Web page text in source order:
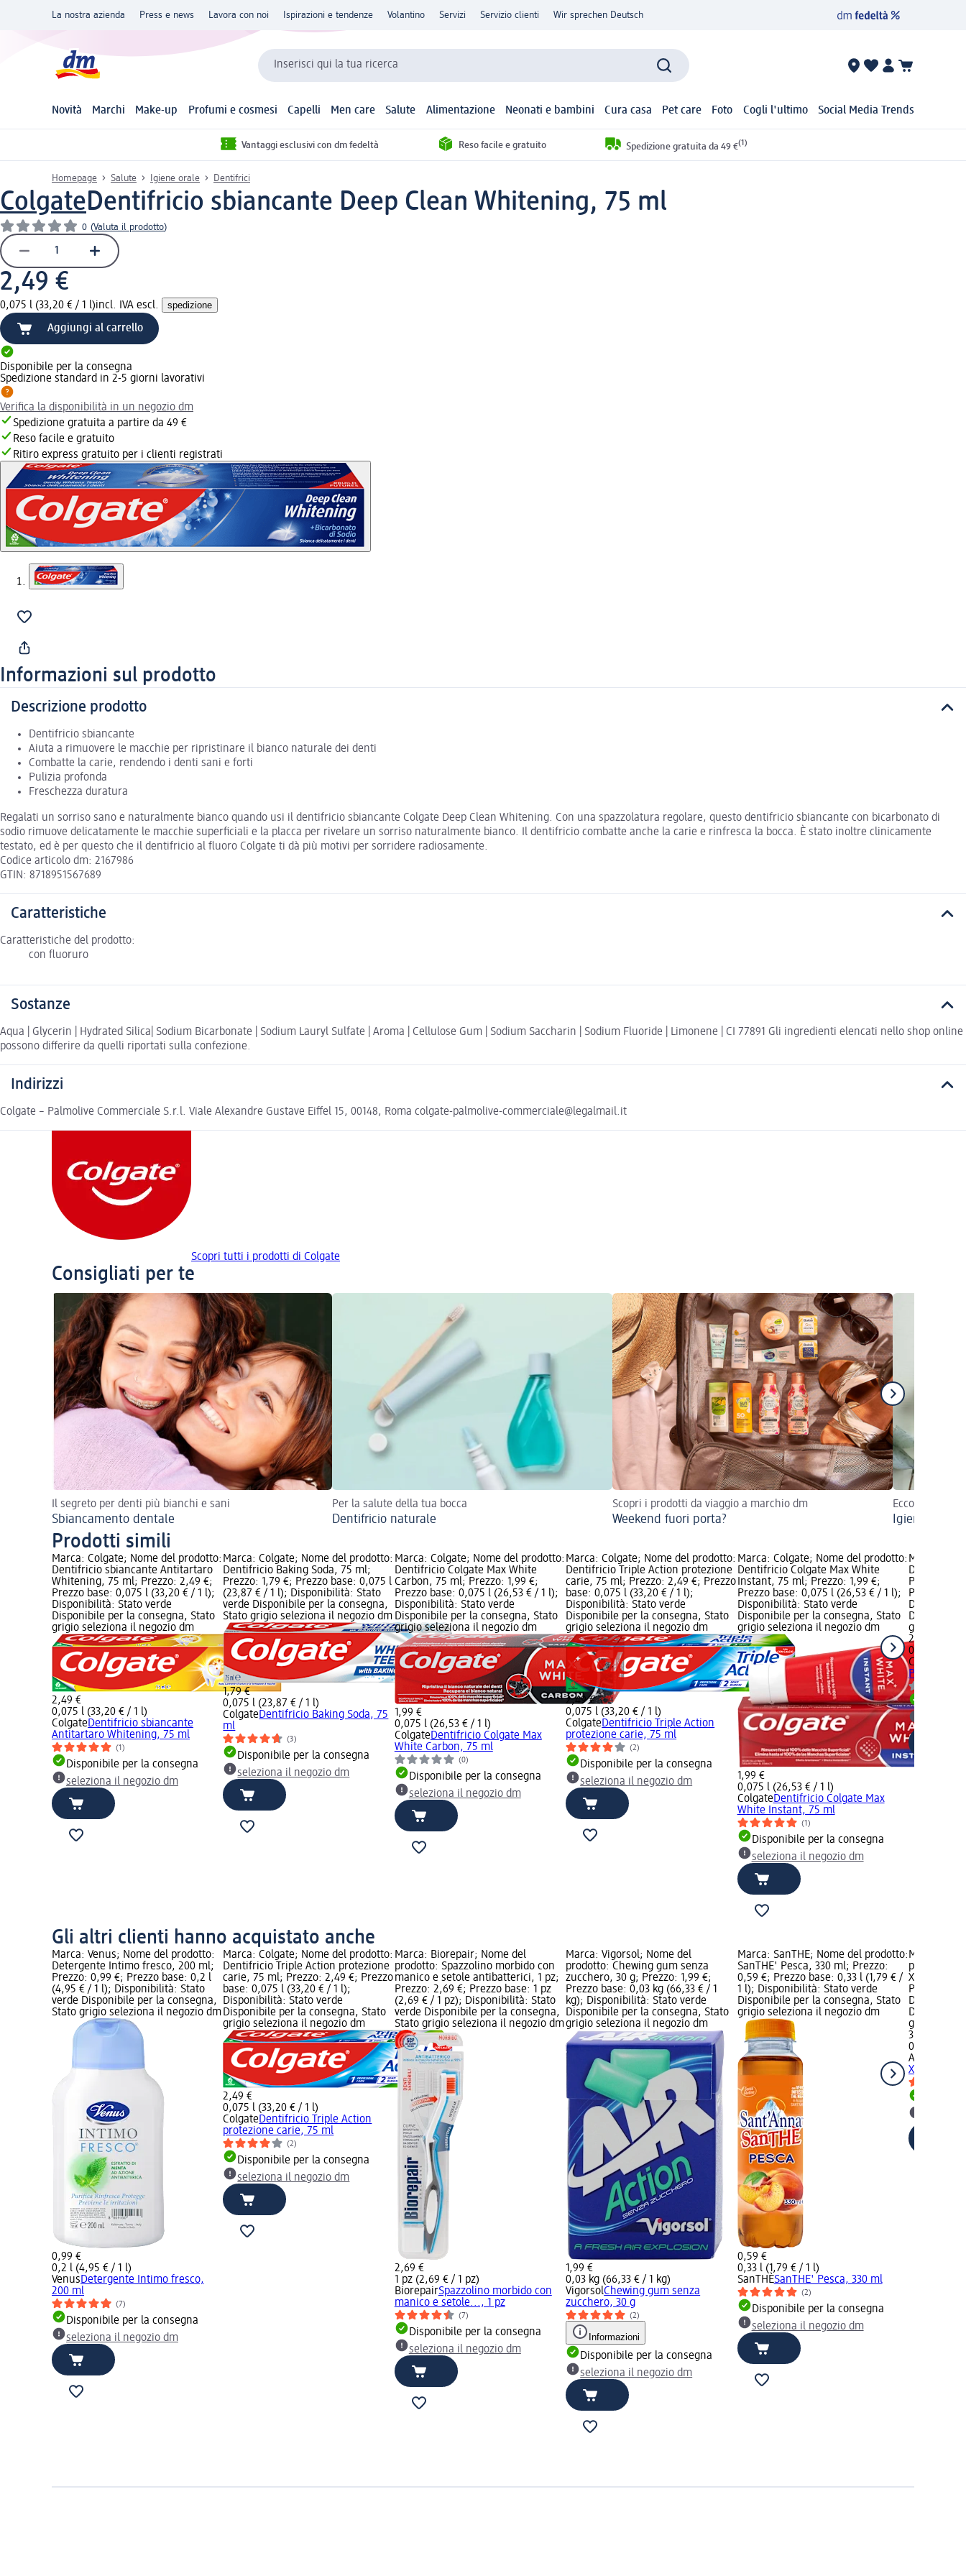
La nostra azienda Press e news Lavora con noi Ispirazioni e tendenze Volantino Servizi Servizio clienti Wir sprechen Deutsch
Inserisci qui la tua ricerca
Novità Marchi Make-up Profumi e cosmesi Capelli Men care Salute Alimentazione Neonati e bambini Cura casa Pet care Foto Cogli l'ultimo Social Media Trends
Vantaggi esclusivi con dm fedeltà Reso facile e gratuito Spedizione gratuita da 49 €(1)
Homepage Salute Igiene orale Dentifrici
ColgateDentifricio sbiancante Deep Clean Whitening, 75 ml
0 (Valuta il prodotto)
2,49 €
0,075 l (33,20 € / 1 l)incl. IVA escl. spedizione
Aggiungi al carrello
Disponibile per la consegna
Spedizione standard in 2-5 giorni lavorativi
Verifica la disponibilità in un negozio dm
Spedizione gratuita a partire da 49 €
Reso facile e gratuito
Ritiro express gratuito per i clienti registrati
Informazioni sul prodotto
Descrizione prodotto
Dentifricio sbiancante
Aiuta a rimuovere le macchie per ripristinare il bianco naturale dei denti
Combatte la carie, rendendo i denti sani e forti
Pulizia profonda
Freschezza duratura
Regalati un sorriso sano e naturalmente bianco quando usi il dentifricio sbiancante Colgate Deep Clean Whitening. Con una spazzolatura regolare, questo dentifricio sbiancante con bicarbonato di
sodio rimuove delicatamente le macchie superficiali e la placca per rivelare un sorriso naturalmente bianco. Il dentifricio combatte anche la carie e rinfresca la bocca. È stato inoltre clinicamente
testato, ed è per questo che il dentifricio al fluoro Colgate ti dà più motivi per sorridere radiosamente.
Codice articolo dm: 2167986
GTIN: 8718951567689
Caratteristiche
Caratteristiche del prodotto:
con fluoruro
Sostanze
Aqua | Glycerin | Hydrated Silica| Sodium Bicarbonate | Sodium Lauryl Sulfate | Aroma | Cellulose Gum | Sodium Saccharin | Sodium Fluoride | Limonene | CI 77891 Gli ingredienti elencati nello shop online
possono differire da quelli riportati sulla confezione.
Indirizzi
Colgate – Palmolive Commerciale S.r.l. Viale Alexandre Gustave Eiffel 15, 00148, Roma colgate-palmolive-commerciale@legalmail.it
Scopri tutti i prodotti di Colgate
Consigliati per te
Il segreto per denti più bianchi e sani
Sbiancamento dentale
Per la salute della tua bocca
Dentifricio naturale
Scopri i prodotti da viaggio a marchio dm
Weekend fuori porta?
Ecco qui i
Igiene orale
Prodotti simili
Marca: Colgate; Nome del prodotto:
Dentifricio sbiancante Antitartaro
Whitening, 75 ml; Prezzo: 2,49 €;
Prezzo base: 0,075 l (33,20 € / 1 l);
Disponibilità: Stato verde
Disponibile per la consegna, Stato
grigio seleziona il negozio dm
2,49 €
0,075 l (33,20 € / 1 l)
ColgateDentifricio sbiancante
Antitartaro Whitening, 75 ml
(1)
Disponibile per la consegna
seleziona il negozio dm
Marca: Colgate; Nome del prodotto:
Dentifricio Baking Soda, 75 ml;
Prezzo: 1,79 €; Prezzo base: 0,075 l
(23,87 € / 1 l); Disponibilità: Stato
verde Disponibile per la consegna,
Stato grigio seleziona il negozio dm
1,79 €
0,075 l (23,87 € / 1 l)
ColgateDentifricio Baking Soda, 75
ml
(3)
Disponibile per la consegna
seleziona il negozio dm
Marca: Colgate; Nome del prodotto:
Dentifricio Colgate Max White
Carbon, 75 ml; Prezzo: 1,99 €;
Prezzo base: 0,075 l (26,53 € / 1 l);
Disponibilità: Stato verde
Disponibile per la consegna, Stato
grigio seleziona il negozio dm
1,99 €
0,075 l (26,53 € / 1 l)
ColgateDentifricio Colgate Max
White Carbon, 75 ml
(0)
Disponibile per la consegna
seleziona il negozio dm
Marca: Colgate; Nome del prodotto:
Dentifricio Triple Action protezione
carie, 75 ml; Prezzo: 2,49 €; Prezzo
base: 0,075 l (33,20 € / 1 l);
Disponibilità: Stato verde
Disponibile per la consegna, Stato
grigio seleziona il negozio dm
2,49 €
0,075 l (33,20 € / 1 l)
ColgateDentifricio Triple Action
protezione carie, 75 ml
(2)
Disponibile per la consegna
seleziona il negozio dm
Marca: Colgate; Nome del prodotto:
Dentifricio Colgate Max White
Instant, 75 ml; Prezzo: 1,99 €;
Prezzo base: 0,075 l (26,53 € / 1 l);
Disponibilità: Stato verde
Disponibile per la consegna, Stato
grigio seleziona il negozio dm
1,99 €
0,075 l (26,53 € / 1 l)
ColgateDentifricio Colgate Max
White Instant, 75 ml
(1)
Disponibile per la consegna
seleziona il negozio dm
Marca:
Dentifricio
Protection,
Prezzo
Disponibile
grigio
2,49 €
0,075 l
Colgate
Protection,
Gli altri clienti hanno acquistato anche
Marca: Venus; Nome del prodotto:
Detergente Intimo fresco, 200 ml;
Prezzo: 0,99 €; Prezzo base: 0,2 l
(4,95 € / 1 l); Disponibilità: Stato
verde Disponibile per la consegna,
Stato grigio seleziona il negozio dm
0,99 €
0,2 l (4,95 € / 1 l)
VenusDetergente Intimo fresco,
200 ml
(7)
Disponibile per la consegna
seleziona il negozio dm
Marca: Colgate; Nome del prodotto:
Dentifricio Triple Action protezione
carie, 75 ml; Prezzo: 2,49 €; Prezzo
base: 0,075 l (33,20 € / 1 l);
Disponibilità: Stato verde
Disponibile per la consegna, Stato
grigio seleziona il negozio dm
2,49 €
0,075 l (33,20 € / 1 l)
ColgateDentifricio Triple Action
protezione carie, 75 ml
(2)
Disponibile per la consegna
seleziona il negozio dm
Marca: Biorepair; Nome del
prodotto: Spazzolino morbido con
manico e setole antibatterici, 1 pz;
Prezzo: 2,69 €; Prezzo base: 1 pz
(2,69 € / 1 pz); Disponibilità: Stato
verde Disponibile per la consegna,
Stato grigio seleziona il negozio dm
2,69 €
1 pz (2,69 € / 1 pz)
BiorepairSpazzolino morbido con
manico e setole..., 1 pz
(7)
Disponibile per la consegna
seleziona il negozio dm
Marca: Vigorsol; Nome del
prodotto: Chewing gum senza
zucchero, 30 g; Prezzo: 1,99 €;
Prezzo base: 0,03 kg (66,33 € / 1
kg); Disponibilità: Stato verde
Disponibile per la consegna, Stato
grigio seleziona il negozio dm
1,99 €
0,03 kg (66,33 € / 1 kg)
VigorsolChewing gum senza
zucchero, 30 g
(2)
Informazioni
Disponibile per la consegna
seleziona il negozio dm
Marca: SanTHÈ; Nome del prodotto:
SanTHE' Pesca, 330 ml; Prezzo:
0,59 €; Prezzo base: 0,33 l (1,79 € /
1 l); Disponibilità: Stato verde
Disponibile per la consegna, Stato
grigio seleziona il negozio dm
0,59 €
0,33 l (1,79 € / 1 l)
SanTHÈSanTHE' Pesca, 330 ml
(2)
Disponibile per la consegna
seleziona il negozio dm
Marca:
prodotto:
Xgerm, 80
Prezzo
Disponibile
grigio
3,29 €
0,08 l
AMUCHINA
Xgerm, 80